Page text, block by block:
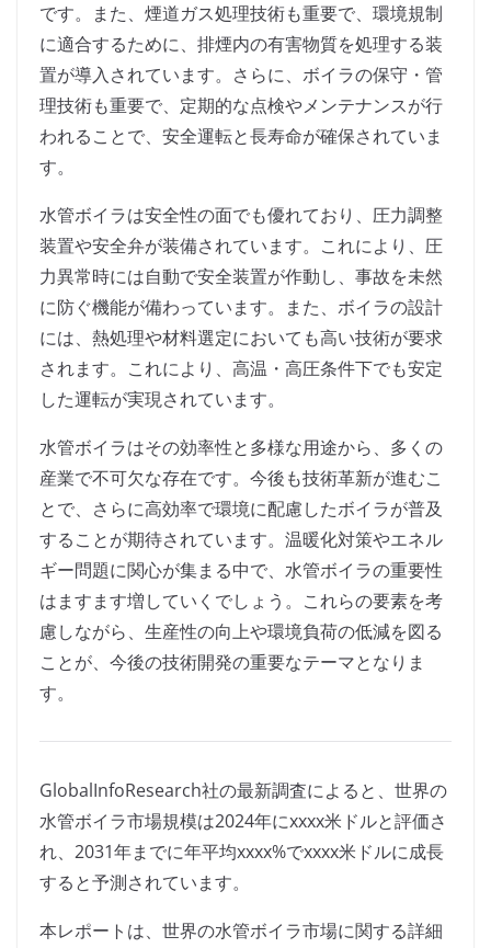
です。また、煙道ガス処理技術も重要で、環境規制
に適合するために、排煙内の有害物質を処理する装
置が導入されています。さらに、ボイラの保守・管
理技術も重要で、定期的な点検やメンテナンスが行
われることで、安全運転と長寿命が確保されていま
す。
水管ボイラは安全性の面でも優れており、圧力調整
装置や安全弁が装備されています。これにより、圧
力異常時には自動で安全装置が作動し、事故を未然
に防ぐ機能が備わっています。また、ボイラの設計
には、熱処理や材料選定においても高い技術が要求
されます。これにより、高温・高圧条件下でも安定
した運転が実現されています。
水管ボイラはその効率性と多様な用途から、多くの
産業で不可欠な存在です。今後も技術革新が進むこ
とで、さらに高効率で環境に配慮したボイラが普及
することが期待されています。温暖化対策やエネル
ギー問題に関心が集まる中で、水管ボイラの重要性
はますます増していくでしょう。これらの要素を考
慮しながら、生産性の向上や環境負荷の低減を図る
ことが、今後の技術開発の重要なテーマとなりま
す。
GlobalInfoResearch社の最新調査によると、世界の
水管ボイラ市場規模は2024年にxxxx米ドルと評価さ
れ、2031年までに年平均xxxx%でxxxx米ドルに成長
すると予測されています。
本レポートは、世界の水管ボイラ市場に関する詳細